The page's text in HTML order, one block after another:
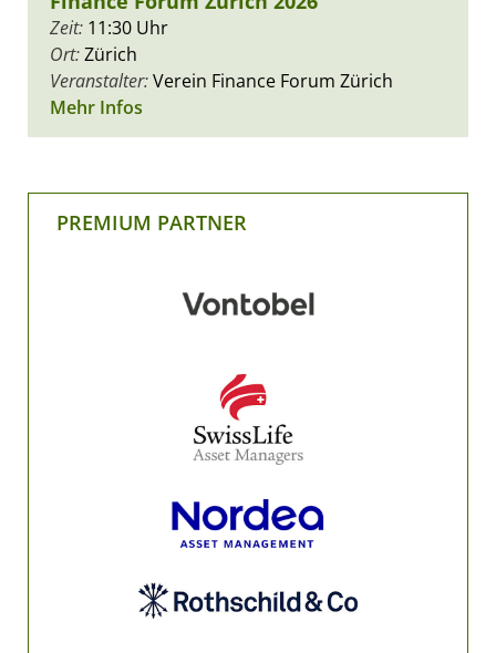
Zeit: 11:30 Uhr
Ort:Zürich
Veranstalter:Verein Finance Forum Zürich
Mehr Infos
PREMIUM PARTNER